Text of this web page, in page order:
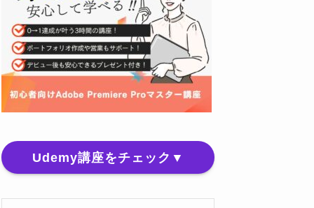
Udemy講座をチェック▼